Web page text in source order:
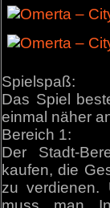
Spielspaß:
Das Spiel
einmal näher
Bereich 1:
Der Stadt-
kaufen, die
zu verdienen.